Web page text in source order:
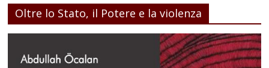
Oltre lo Stato, il Potere e la violenza